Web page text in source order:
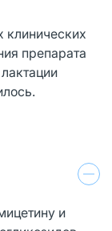
клинических
препарата
и